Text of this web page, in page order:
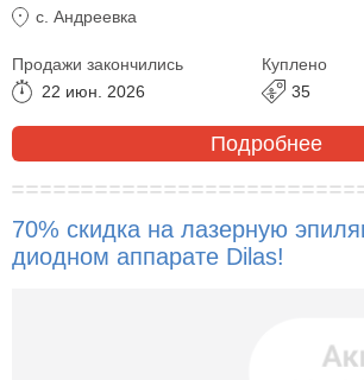
с. Андреевка
Продажи закончились
22 июн. 2026
Куплено
35
Подробнее
70% скидка на лазерную
диодном аппарате Dilas!